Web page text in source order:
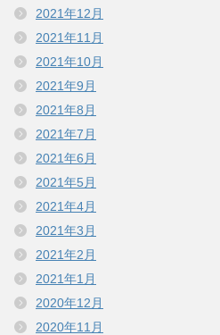
2021年12月
2021年11月
2021年10月
2021年9月
2021年8月
2021年7月
2021年6月
2021年5月
2021年4月
2021年3月
2021年2月
2021年1月
2020年12月
2020年11月